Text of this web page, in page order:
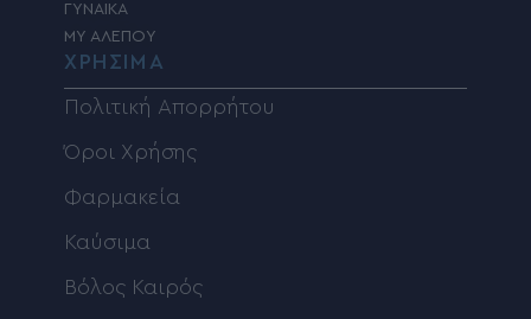
ΓΥΝΑΙΚΑ
MY ΑΛΕΠΟΥ
ΧΡΗΣΙΜΑ
Πολιτική Απορρήτου
Όροι Χρήσης
Φαρμακεία
Καύσιμα
Βόλος Καιρός